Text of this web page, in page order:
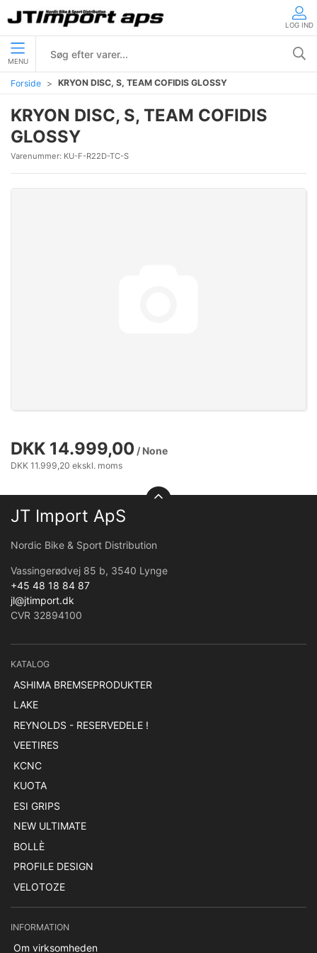
LOG IND
MENU
Forside KRYON DISC, S, TEAM COFIDIS GLOSSY
KRYON DISC, S, TEAM COFIDIS
GLOSSY
Varenummer: KU-F-R22D-TC-S
DKK 14.999,00 / None
DKK 11.999,20 ekskl. moms
JT Import ApS
Nordic Bike & Sport Distribution
Vassingerødvej 85 b, 3540 Lynge
+45 48 18 84 87
jl@jtimport.dk
CVR 32894100
KATALOG
ASHIMA BREMSEPRODUKTER
LAKE
REYNOLDS - RESERVEDELE !
VEETIRES
KCNC
KUOTA
ESI GRIPS
NEW ULTIMATE
BOLLÈ
PROFILE DESIGN
VELOTOZE
INFORMATION
Om virksomheden